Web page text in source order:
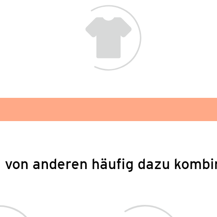
von anderen häufig dazu